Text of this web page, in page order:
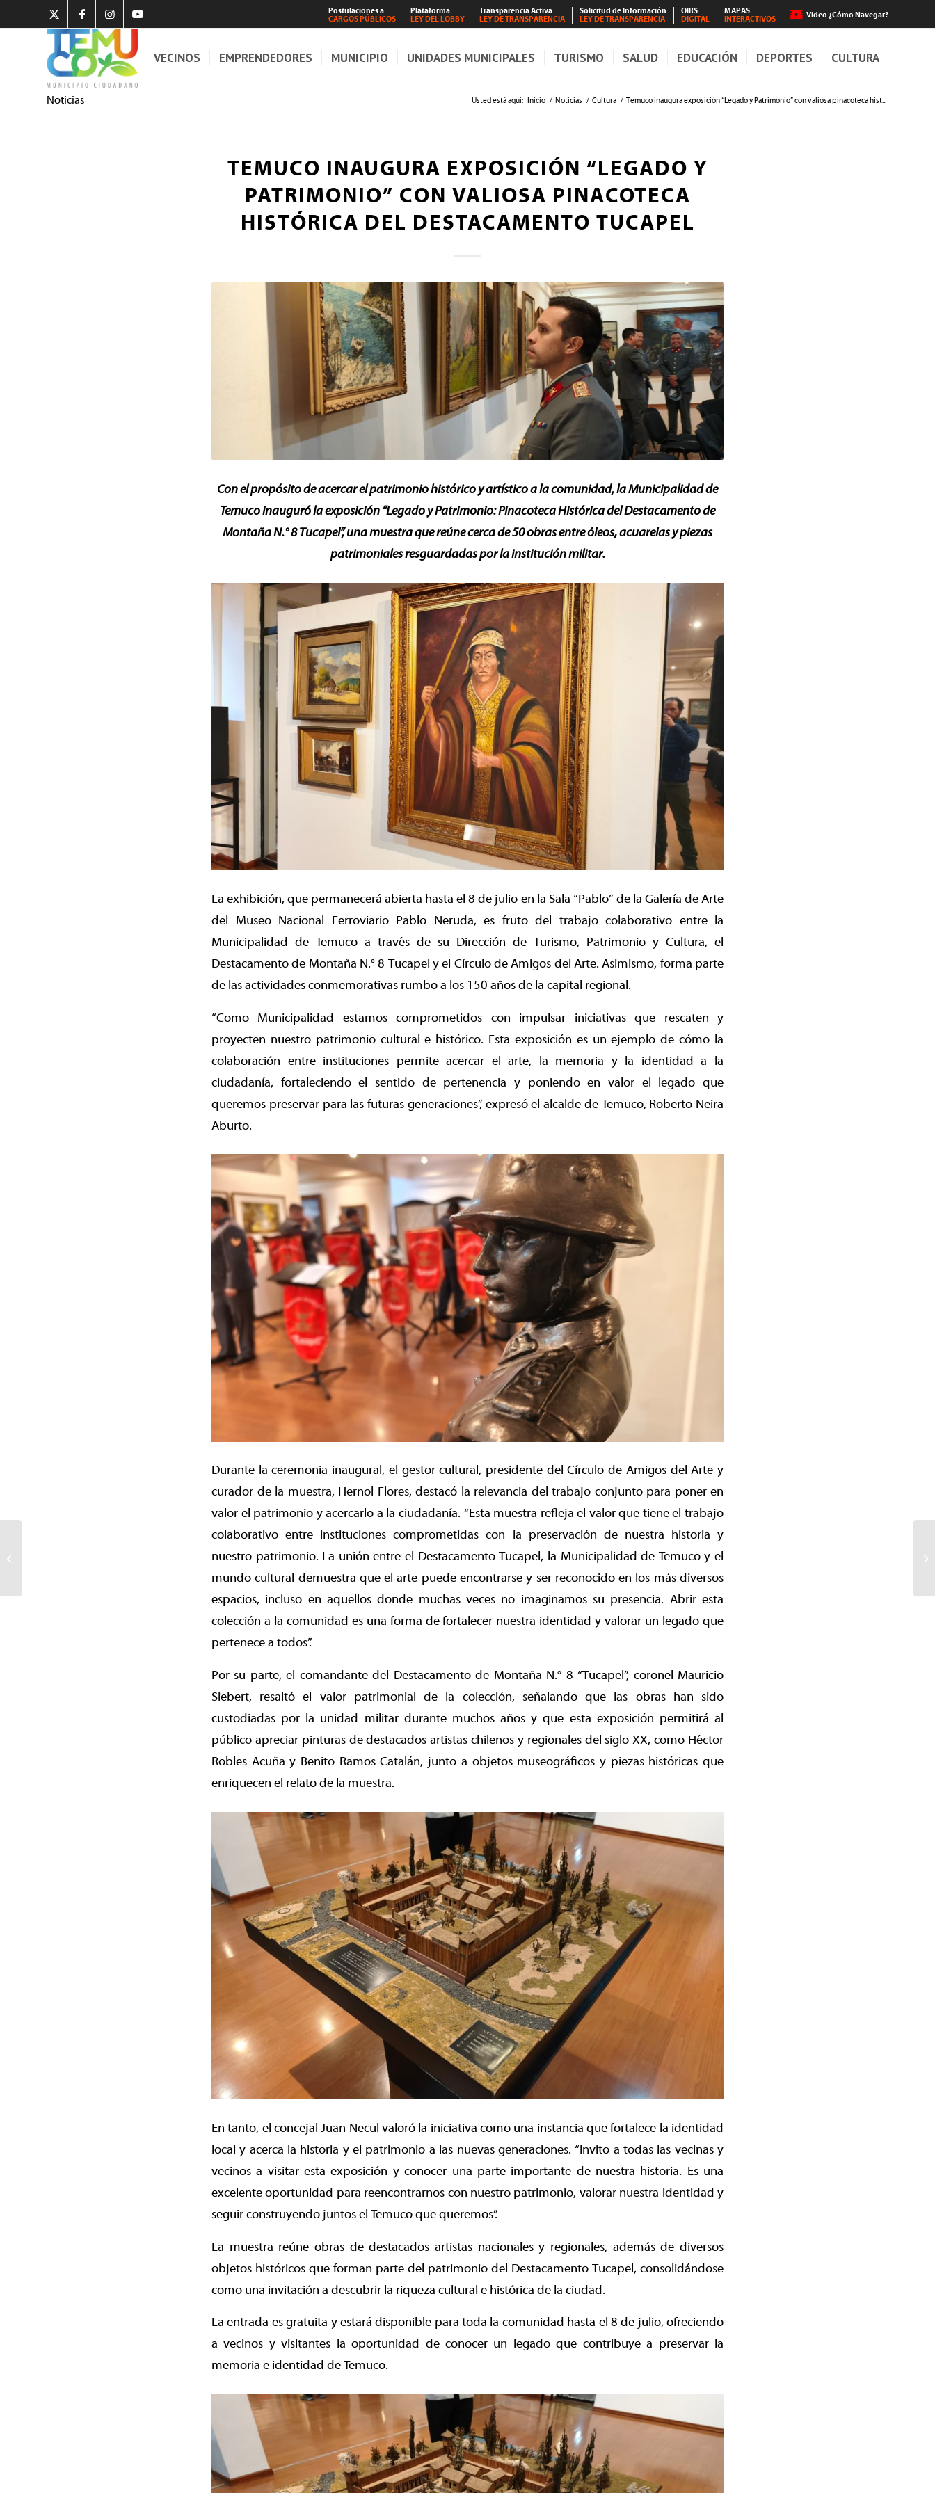
Postulaciones a
CARGOS PÚBLICOS
Plataforma
LEY DEL LOBBY
Transparencia Activa
LEY DE TRANSPARENCIA
Solicitud de Información
LEY DE TRANSPARENCIA
OIRS
DIGITAL
MAPAS
INTERACTIVOS
Video ¿Cómo Navegar?
VECINOS EMPRENDEDORES MUNICIPIO UNIDADES MUNICIPALES TURISMO SALUD EDUCACIÓN DEPORTES CULTURA
Noticias Usted está aquí: Inicio / Noticias / Cultura / Temuco inaugura exposición “Legado y Patrimonio” con valiosa pinacoteca hist...
TEMUCO INAUGURA EXPOSICIÓN “LEGADO Y
PATRIMONIO” CON VALIOSA PINACOTECA
HISTÓRICA DEL DESTACAMENTO TUCAPEL
Con el propósito de acercar el patrimonio histórico y artístico a la comunidad, la Municipalidad de
Temuco inauguró la exposición “Legado y Patrimonio: Pinacoteca Histórica del Destacamento de
Montaña N.° 8 Tucapel”, una muestra que reúne cerca de 50 obras entre óleos, acuarelas y piezas
patrimoniales resguardadas por la institución militar.
La exhibición, que permanecerá abierta hasta el 8 de julio en la Sala “Pablo” de la Galería de Arte
del Museo Nacional Ferroviario Pablo Neruda, es fruto del trabajo colaborativo entre la
Municipalidad de Temuco a través de su Dirección de Turismo, Patrimonio y Cultura, el
Destacamento de Montaña N.° 8 Tucapel y el Círculo de Amigos del Arte. Asimismo, forma parte
de las actividades conmemorativas rumbo a los 150 años de la capital regional.
“Como Municipalidad estamos comprometidos con impulsar iniciativas que rescaten y
proyecten nuestro patrimonio cultural e histórico. Esta exposición es un ejemplo de cómo la
colaboración entre instituciones permite acercar el arte, la memoria y la identidad a la
ciudadanía, fortaleciendo el sentido de pertenencia y poniendo en valor el legado que
queremos preservar para las futuras generaciones”, expresó el alcalde de Temuco, Roberto Neira
Aburto.
Durante la ceremonia inaugural, el gestor cultural, presidente del Círculo de Amigos del Arte y
curador de la muestra, Hernol Flores, destacó la relevancia del trabajo conjunto para poner en
valor el patrimonio y acercarlo a la ciudadanía. “Esta muestra refleja el valor que tiene el trabajo
colaborativo entre instituciones comprometidas con la preservación de nuestra historia y
nuestro patrimonio. La unión entre el Destacamento Tucapel, la Municipalidad de Temuco y el
mundo cultural demuestra que el arte puede encontrarse y ser reconocido en los más diversos
espacios, incluso en aquellos donde muchas veces no imaginamos su presencia. Abrir esta
colección a la comunidad es una forma de fortalecer nuestra identidad y valorar un legado que
pertenece a todos”.
Por su parte, el comandante del Destacamento de Montaña N.° 8 “Tucapel”, coronel Mauricio
Siebert, resaltó el valor patrimonial de la colección, señalando que las obras han sido
custodiadas por la unidad militar durante muchos años y que esta exposición permitirá al
público apreciar pinturas de destacados artistas chilenos y regionales del siglo XX, como Héctor
Robles Acuña y Benito Ramos Catalán, junto a objetos museográficos y piezas históricas que
enriquecen el relato de la muestra.
En tanto, el concejal Juan Necul valoró la iniciativa como una instancia que fortalece la identidad
local y acerca la historia y el patrimonio a las nuevas generaciones. “Invito a todas las vecinas y
vecinos a visitar esta exposición y conocer una parte importante de nuestra historia. Es una
excelente oportunidad para reencontrarnos con nuestro patrimonio, valorar nuestra identidad y
seguir construyendo juntos el Temuco que queremos”.
La muestra reúne obras de destacados artistas nacionales y regionales, además de diversos
objetos históricos que forman parte del patrimonio del Destacamento Tucapel, consolidándose
como una invitación a descubrir la riqueza cultural e histórica de la ciudad.
La entrada es gratuita y estará disponible para toda la comunidad hasta el 8 de julio, ofreciendo
a vecinos y visitantes la oportunidad de conocer un legado que contribuye a preservar la
memoria e identidad de Temuco.